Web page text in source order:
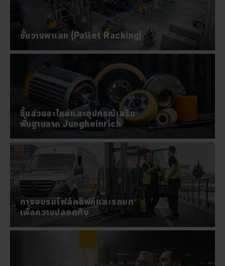
ชั้นวางพาเลท (Pallet Racking)
ชิ้นส่วนอะไหล่และอุปกรณ์เสริม
พื้นฐานจาก Jungheinrich
การอบรมโฟล์คลิฟท์และรถยก
เพื่อความปลอดภัย